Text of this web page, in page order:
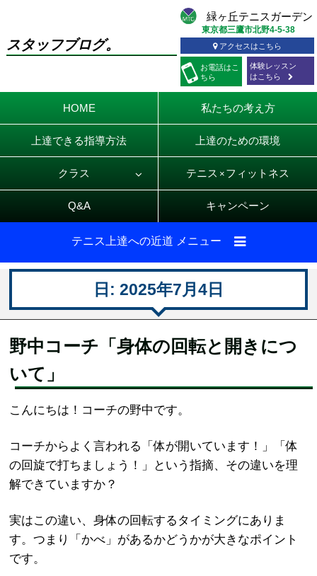
スタッフブログ。
お電話はこ
ちら
東京都三鷹市北野4-5-38
アクセスはこちら
体験レッスン
はこちら
HOME 私たちの考え方
上達できる指導方法 上達のための環境
クラス テニス × フィットネス
Q&A キャンペーン
テニス上達への近道 メニュー
日: 2025年7月4日
野中コーチ「身体の回転と開きにつ
いて」
こんにちは！コーチの野中です。
コーチからよく言われる「体が開いています！」「体
の回旋で打ちましょう！」という指摘、その違いを理
解できていますか？
実はこの違い、身体の回転するタイミングにありま
す。つまり「かべ」があるかどうかが大きなポイント
です。